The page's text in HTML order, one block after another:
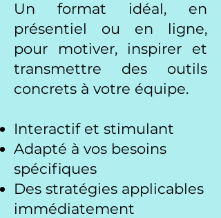
Un format idéal, en
présentiel ou en ligne,
pour motiver, inspirer et
transmettre des outils
concrets à votre équipe.
Interactif et stimulant
Adapté à vos besoins
spécifiques
Des stratégies applicables
immédiatement